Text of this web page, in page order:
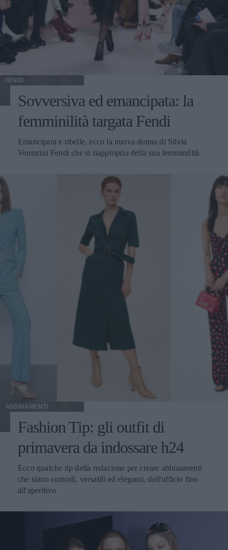
FENDI
Sovversiva ed emancipata: la
femminilità targata Fendi
Emancipata e ribelle, ecco la nuova donna di Silvia
Venturini Fendi che si riappropria della sua femminilità
ABBINAMENTI
Fashion Tip: gli outfit di
primavera da indossare h24
Ecco qualche tip della redazione per creare abbinamenti
che siano comodi, versatili ed eleganti, dall'ufficio fino
all'aperitivo